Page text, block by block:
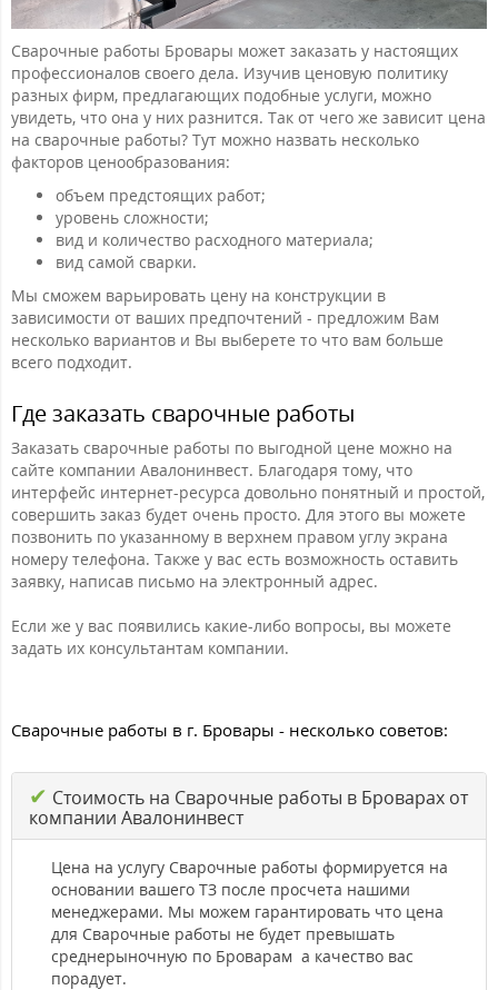
Сварочные работы Бровары может заказать у настоящих
профессионалов своего дела. Изучив ценовую политику
разных фирм, предлагающих подобные услуги, можно
увидеть, что она у них разнится. Так от чего же зависит цена
на сварочные работы? Тут можно назвать несколько
факторов ценообразования:
объем предстоящих работ;
уровень сложности;
вид и количество расходного материала;
вид самой сварки.
Мы сможем варьировать цену на конструкции в
зависимости от ваших предпочтений - предложим Вам
несколько вариантов и Вы выберете то что вам больше
всего подходит.
Где заказать сварочные работы
Заказать сварочные работы по выгодной цене можно на
сайте компании Авалонинвест. Благодаря тому, что
интерфейс интернет-ресурса довольно понятный и простой,
совершить заказ будет очень просто. Для этого вы можете
позвонить по указанному в верхнем правом углу экрана
номеру телефона. Также у вас есть возможность оставить
заявку, написав письмо на электронный адрес.
Если же у вас появились какие-либо вопросы, вы можете
задать их консультантам компании.
Сварочные работы в г. Бровары - несколько советов:
✔ Стоимость на Сварочные работы в Броварах от
компании Авалонинвест
Цена на услугу Сварочные работы формируется на
основании вашего ТЗ после просчета нашими
менеджерами. Мы можем гарантировать что цена
для Сварочные работы не будет превышать
среднерыночную по Броварам а качество вас
порадует.